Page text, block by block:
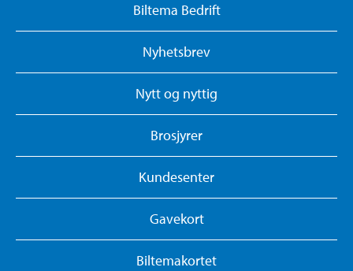
Biltema Bedrift
Nyhetsbrev
Nytt og nyttig
Brosjyrer
Kundesenter
Gavekort
Biltemakortet